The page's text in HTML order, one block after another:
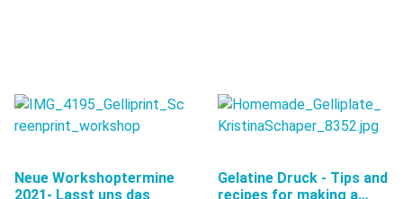
Neue Workshoptermine
2021- Lasst uns das
Gelatine Druck - Tips and
recipes for making a…